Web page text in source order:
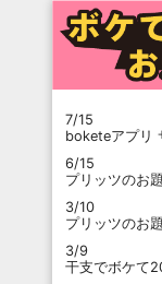
7/15
boketeアプリ
6/15
プリッツのお
3/10
プリッツのお
3/9
干支でボケて